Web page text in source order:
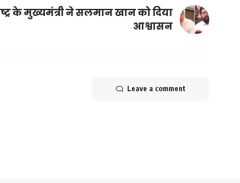
के मुख्यमंत्री ने सलमान खान को दिया
आश्वासन
Leave a comment